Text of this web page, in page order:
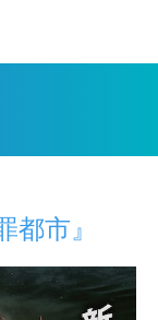
市』